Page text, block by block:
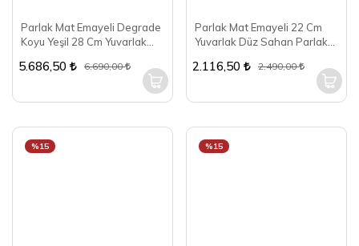
Parlak Mat Emayeli Degrade
Koyu Yeşil 28 Cm Yuvarlak
5.686,50 6.690,00
Parlak Mat Emayeli 22 Cm
Yuvarlak Düz Sahan Parlak
2.116,50 2.490,00
%15 %15